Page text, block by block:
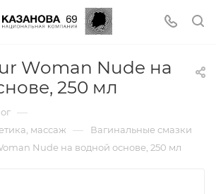
Woman Nude на
250 мл
—
массаж — Вагинальные смазки
Nude на водной основе, 250 мл